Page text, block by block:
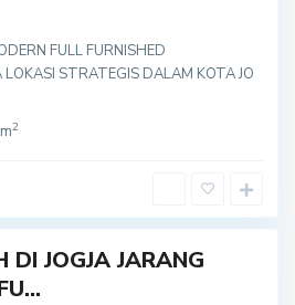
FULL FURNISHED
STRATEGIS DALAM KOTA JO
2
DI JOGJA JARANG